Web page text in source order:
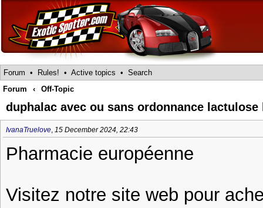
Forum • Rules! • Active topics • Search
Forum
‹ Off-Topic
duphalac avec ou sans ordonnance
IvanaTruelove, 15 December 2024, 22:43
Pharmacie européenne
Visitez notre site web pour